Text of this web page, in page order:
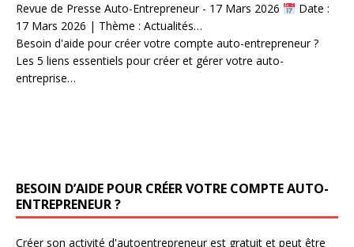
Revue de Presse Auto-Entrepreneur - 17 Mars 2026
Date :
17 Mars 2026 | Thème : Actualités…
Besoin d'aide pour créer votre compte auto-entrepreneur ?
Les 5 liens essentiels pour créer et gérer votre auto-
entreprise…
BESOIN D’AIDE POUR CRÉER VOTRE COMPTE AUTO-
ENTREPRENEUR ?
Créer son activité d'autoentrepreneur est gratuit et peut être